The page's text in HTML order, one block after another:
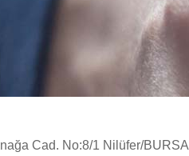
Cad. No:8/1 Nilüfer/BURSA